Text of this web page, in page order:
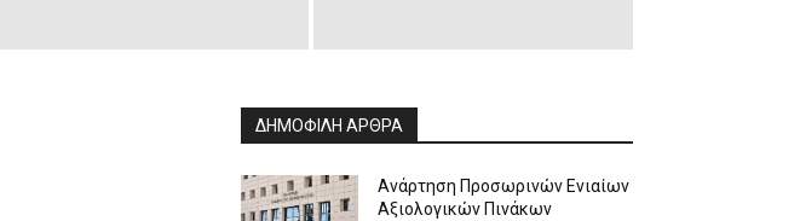
ΔΗΜΟΦΙΛΗ ΑΡΘΡΑ
Ανάρτηση Προσωρινών Ενιαίων
Αξιολογικών Πινάκων